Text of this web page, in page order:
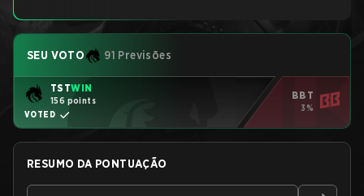
SEU VOTO 91 Previsões
TSTWIN
156 points
VOTED
BBT
3%
RESUMO DA PONTUAÇÃO